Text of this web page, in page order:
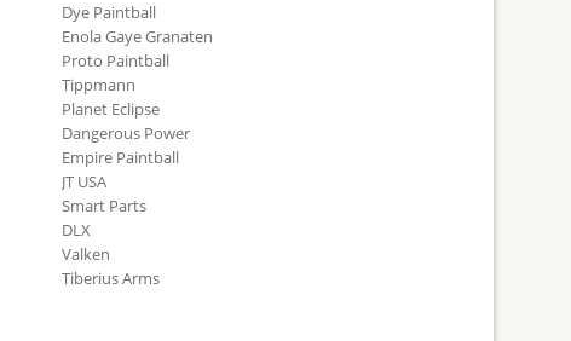
Dye Paintball
Enola Gaye Granaten
Proto Paintball
Tippmann
Planet Eclipse
Dangerous Power
Empire Paintball
JT USA
Smart Parts
DLX
Valken
Tiberius Arms